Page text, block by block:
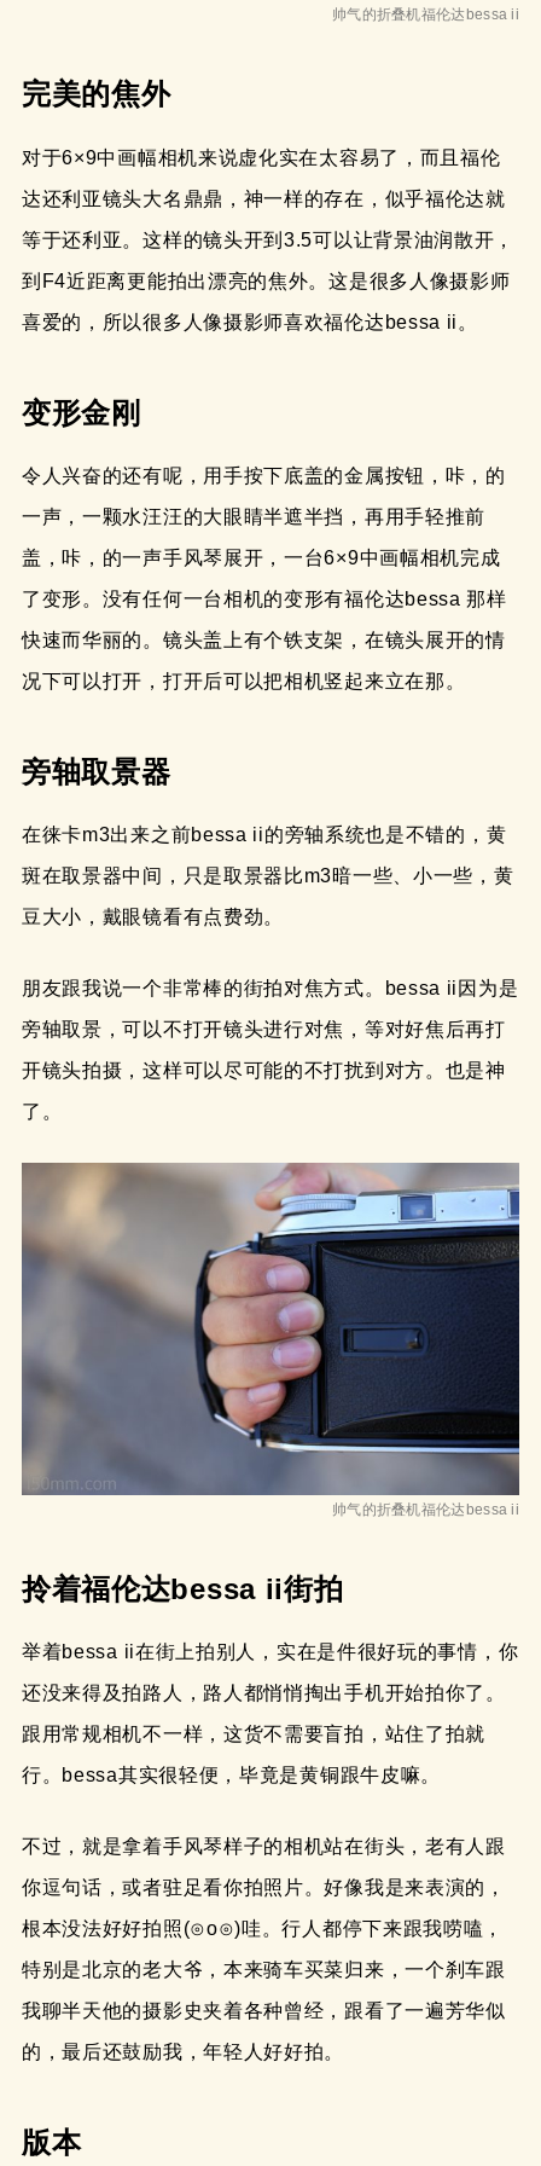
帅气的折叠机福伦达bessa ii
完美的焦外
对于6×9中画幅相机来说虚化实在太容易了，而且福伦
达还利亚镜头大名鼎鼎，神一样的存在，似乎福伦达就
等于还利亚。这样的镜头开到3.5可以让背景油润散开，
到F4近距离更能拍出漂亮的焦外。这是很多人像摄影师
喜爱的，所以很多人像摄影师喜欢福伦达bessa ii。
变形金刚
令人兴奋的还有呢，用手按下底盖的金属按钮，咔，的
一声，一颗水汪汪的大眼睛半遮半挡，再用手轻推前
盖，咔，的一声手风琴展开，一台6×9中画幅相机完成
了变形。没有任何一台相机的变形有福伦达bessa 那样
快速而华丽的。镜头盖上有个铁支架，在镜头展开的情
况下可以打开，打开后可以把相机竖起来立在那。
旁轴取景器
在徕卡m3出来之前bessa ii的旁轴系统也是不错的，黄
斑在取景器中间，只是取景器比m3暗一些、小一些，黄
豆大小，戴眼镜看有点费劲。
朋友跟我说一个非常棒的街拍对焦方式。bessa ii因为是
旁轴取景，可以不打开镜头进行对焦，等对好焦后再打
开镜头拍摄，这样可以尽可能的不打扰到对方。也是神
了。
帅气的折叠机福伦达bessa ii
拎着福伦达bessa ii街拍
举着bessa ii在街上拍别人，实在是件很好玩的事情，你
还没来得及拍路人，路人都悄悄掏出手机开始拍你了。
跟用常规相机不一样，这货不需要盲拍，站住了拍就
行。bessa其实很轻便，毕竟是黄铜跟牛皮嘛。
不过，就是拿着手风琴样子的相机站在街头，老有人跟
你逗句话，或者驻足看你拍照片。好像我是来表演的，
根本没法好好拍照(⊙o⊙)哇。行人都停下来跟我唠嗑，
特别是北京的老大爷，本来骑车买菜归来，一个刹车跟
我聊半天他的摄影史夹着各种曾经，跟看了一遍芳华似
的，最后还鼓励我，年轻人好好拍。
版本